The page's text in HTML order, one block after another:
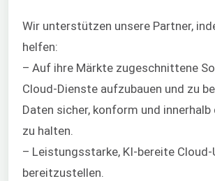
Wir unterstützen unsere Partner,
helfen:
– Auf ihre Märkte zugeschnittene
Cloud-Dienste aufzubauen und zu
Daten sicher, konform und innerhalb
zu halten.
– Leistungsstarke, KI-bereite Cloud-
bereitzustellen.